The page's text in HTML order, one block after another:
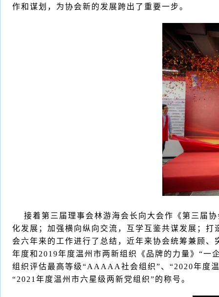
作和谋划，为协会新的发展跨出了重要一步。
接着第三届理事会林游海会长向大会作《第三届协
化发展；加强横向纵向交流，互学互鉴共谋发展；
会六年来的工作进行了总结，近年来协会统筹兼顾
年度和2019年度温州市两新组织《品牌的力量》“一
组织评估最高等级“AAAAA社会组织”、“2020年度
“2021年度温州市六星级两新党组织”的称号。